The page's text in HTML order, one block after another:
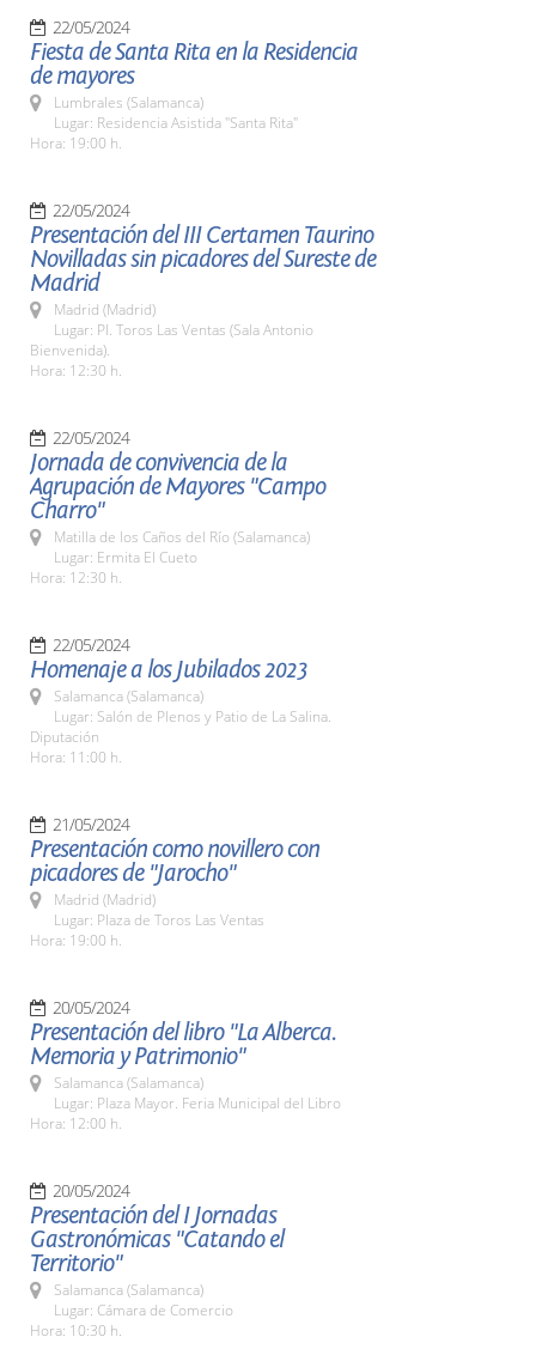
22/05/2024
Fiesta de Santa Rita en la Residencia
de mayores
Lumbrales (Salamanca)
Lugar: Residencia Asistida "Santa Rita"
Hora: 19:00 h.
22/05/2024
Presentación del III Certamen Taurino
Novilladas sin picadores del Sureste de
Madrid
Madrid (Madrid)
Lugar: Pl. Toros Las Ventas (Sala Antonio
Bienvenida).
Hora: 12:30 h.
22/05/2024
Jornada de convivencia de la
Agrupación de Mayores "Campo
Charro"
Matilla de los Caños del Río (Salamanca)
Lugar: Ermita El Cueto
Hora: 12:30 h.
22/05/2024
Homenaje a los Jubilados 2023
Salamanca (Salamanca)
Lugar: Salón de Plenos y Patio de La Salina.
Diputación
Hora: 11:00 h.
21/05/2024
Presentación como novillero con
picadores de "Jarocho"
Madrid (Madrid)
Lugar: Plaza de Toros Las Ventas
Hora: 19:00 h.
20/05/2024
Presentación del libro "La Alberca.
Memoria y Patrimonio"
Salamanca (Salamanca)
Lugar: Plaza Mayor. Feria Municipal del Libro
Hora: 12:00 h.
20/05/2024
Presentación del I Jornadas
Gastronómicas "Catando el
Territorio"
Salamanca (Salamanca)
Lugar: Cámara de Comercio
Hora: 10:30 h.